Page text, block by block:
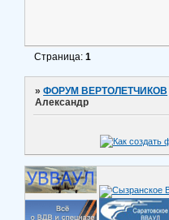
Страница:1
»ФОРУМ ВЕРТОЛЕТЧИКОВ
Александр